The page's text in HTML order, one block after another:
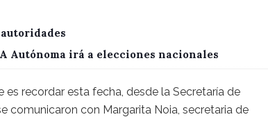
Autónoma irá a elecciones nacionales
recordar esta fecha, desde la Secretaría de
comunicaron con Margarita Noia, secretaria de